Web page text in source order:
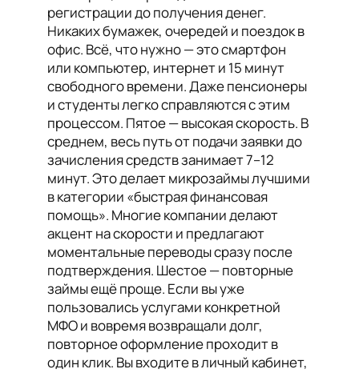
регистрации до получения денег.
Никаких бумажек, очередей и поездок в
офис. Всё, что нужно — это смартфон
или компьютер, интернет и 15 минут
свободного времени. Даже пенсионеры
и студенты легко справляются с этим
процессом. Пятое — высокая скорость. В
среднем, весь путь от подачи заявки до
зачисления средств занимает 7–12
минут. Это делает микрозаймы лучшими
в категории «быстрая финансовая
помощь». Многие компании делают
акцент на скорости и предлагают
моментальные переводы сразу после
подтверждения. Шестое — повторные
займы ещё проще. Если вы уже
пользовались услугами конкретной
МФО и вовремя возвращали долг,
повторное оформление проходит в
один клик. Вы входите в личный кабинет,